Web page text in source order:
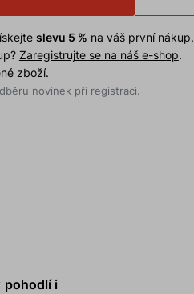
slevu 5 % na váš první nákup.
Zaregistrujte se na náš e-shop.
zboží.
novinek při registraci.
pohodlí i